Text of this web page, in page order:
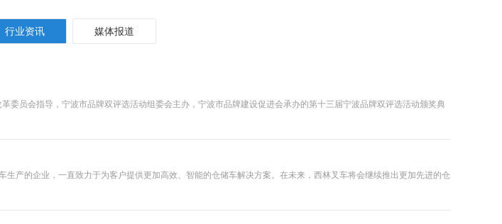
行业资讯 媒体报道
委员会指导，宁波市品牌双评选活动组委会主办，宁波市品牌建设促进会承办的第十三届宁波品牌双评选活动颁奖典
产的企业，一直致力于为客户提供更加高效、智能的仓储车解决方案。在未来，西林叉车将会继续推出更加先进的仓